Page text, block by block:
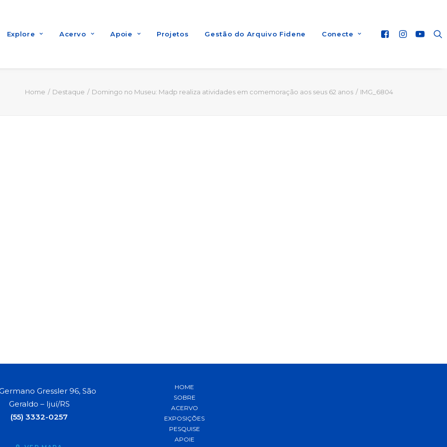
Explore Acervo Apoie Projetos Gestão do Arquivo Fidene Conecte
Home Destaque Domingo no Museu: Madp realiza atividades em comemoração aos seus 62 anos IMG_6804
Gressler 96, São
Geraldo – Ijuí/RS
(55) 3332-0257
HOME
SOBRE
ACERVO
EXPOSIÇÕES
PESQUISE
APOIE